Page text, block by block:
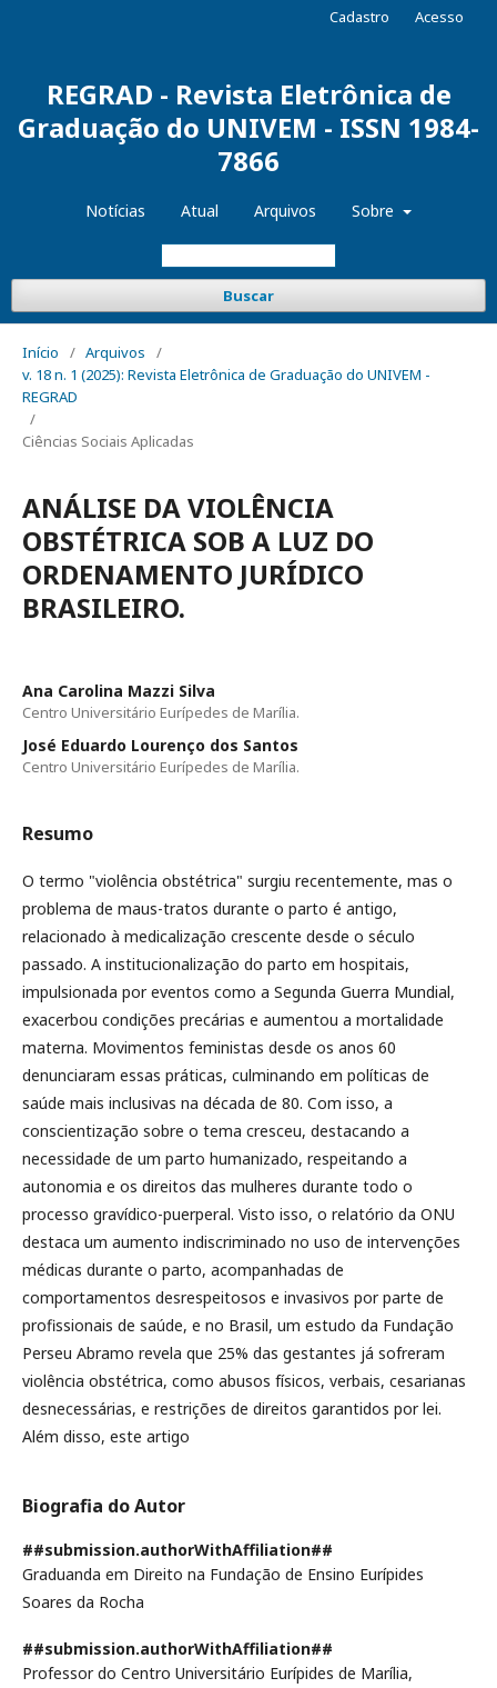
REGRAD - Revista Eletrônica de
Graduação do UNIVEM - ISSN 1984-
7866
Notícias Atual Arquivos Sobre
Buscar
Cadastro Acesso
Início / Arquivos
/
v. 18 n. 1 (2025): Revista Eletrônica de Graduação do UNIVEM -
REGRAD
/
Ciências Sociais Aplicadas
ANÁLISE DA VIOLÊNCIA
OBSTÉTRICA SOB A LUZ DO
ORDENAMENTO JURÍDICO
BRASILEIRO.
Ana Carolina Mazzi Silva
Centro Universitário Eurípedes de Marília.
José Eduardo Lourenço dos Santos
Centro Universitário Eurípedes de Marília.
Resumo
O termo "violência obstétrica" surgiu recentemente, mas o
problema de maus-tratos durante o parto é antigo,
relacionado à medicalização crescente desde o século
passado. A institucionalização do parto em hospitais,
impulsionada por eventos como a Segunda Guerra Mundial,
exacerbou condições precárias e aumentou a mortalidade
materna. Movimentos feministas desde os anos 60
denunciaram essas práticas, culminando em políticas de
saúde mais inclusivas na década de 80. Com isso, a
conscientização sobre o tema cresceu, destacando a
necessidade de um parto humanizado, respeitando a
autonomia e os direitos das mulheres durante todo o
processo gravídico-puerperal. Visto isso, o relatório da ONU
destaca um aumento indiscriminado no uso de intervenções
médicas durante o parto, acompanhadas de
comportamentos desrespeitosos e invasivos por parte de
profissionais de saúde, e no Brasil, um estudo da Fundação
Perseu Abramo revela que 25% das gestantes já sofreram
violência obstétrica, como abusos físicos, verbais, cesarianas
desnecessárias, e restrições de direitos garantidos por lei.
Além disso, este artigo
Biografia do Autor
##submission.authorWithAffiliation##
Graduanda em Direito na Fundação de Ensino Eurípides
Soares da Rocha
##submission.authorWithAffiliation##
Professor do Centro Universitário Eurípides de Marília,